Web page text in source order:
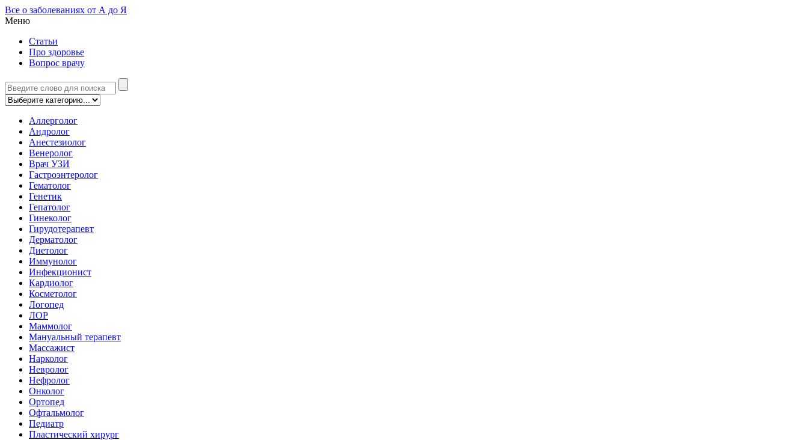
Все о заболеваниях от А до Я
Меню
Статьи
Про здоровье
Вопрос врачу
Аллерголог
Андролог
Анестезиолог
Венеролог
Врач УЗИ
Гастроэнтеролог
Гематолог
Генетик
Гепатолог
Гинеколог
Гирудотерапевт
Дерматолог
Диетолог
Иммунолог
Инфекционист
Кардиолог
Косметолог
Логопед
ЛОР
Маммолог
Мануальный терапевт
Массажист
Нарколог
Невролог
Нефролог
Онколог
Ортопед
Офтальмолог
Педиатр
Пластический хирург